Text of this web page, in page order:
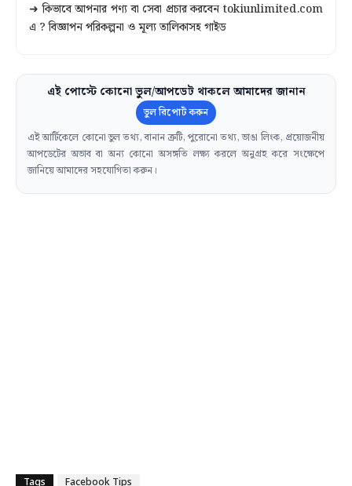
➜ কিভাবে আপনার পণ্য বা সেবা প্রচার করবেন tokiunlimited.com
এ ? বিজ্ঞাপন পরিকল্পনা ও মূল্য তালিকাসহ গাইড
এই পোস্টে কোনো ভুল/আপডেট থাকলে আমাদের জানান
ভুল রিপোর্ট করুন
এই আর্টিকেলে কোনো ভুল তথ্য, বানান ত্রুটি, পুরোনো তথ্য, ভাঙা লিংক, প্রয়োজনীয়
আপডেটের অভাব বা অন্য কোনো অসঙ্গতি লক্ষ্য করলে অনুগ্রহ করে সংক্ষেপে
জানিয়ে আমাদের সহযোগিতা করুন।
Tags Facebook Tips